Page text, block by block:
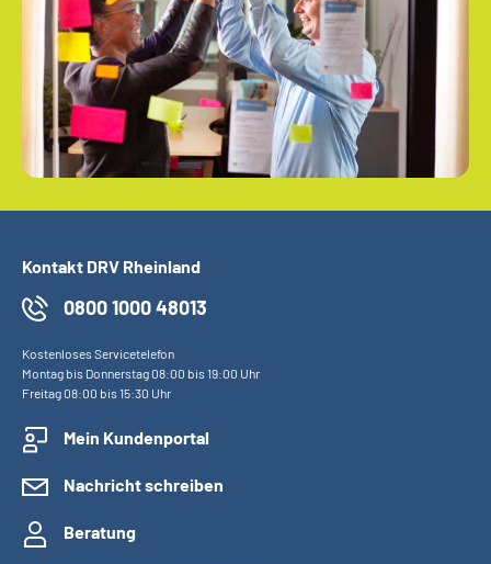
Kontakt DRV Rheinland
0800 1000 48013
Kostenloses Servicetelefon
Montag bis Donnerstag 08:00 bis 19:00 Uhr
Freitag 08:00 bis 15:30 Uhr
Mein Kundenportal
Nachricht schreiben
Beratung